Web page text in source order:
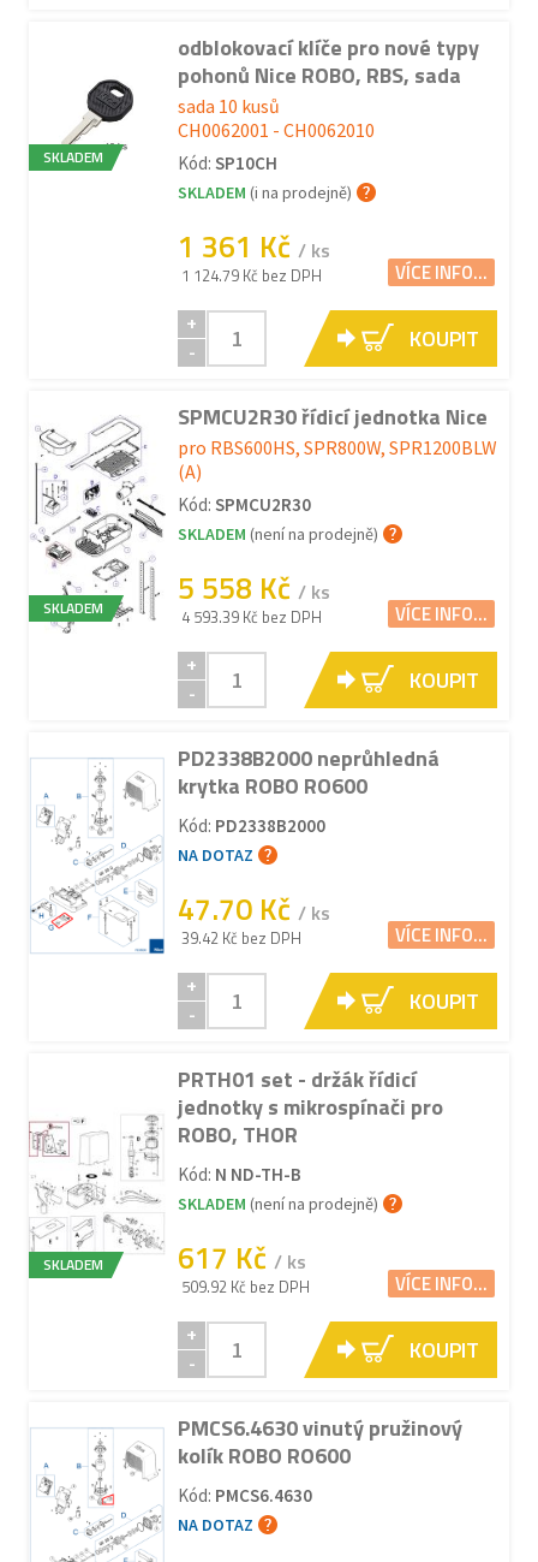
SKLADEM
odblokovací klíče pro nové typy
pohonů Nice ROBO, RBS, sada
sada 10 kusů
CH0062001 - CH0062010
Kód: SP10CH
SKLADEM (i na prodejně)
1 361 Kč / ks
1 124.79 Kč bez DPH VÍCE INFO...
+
-
KOUPIT
SKLADEM
SPMCU2R30 řídicí jednotka Nice
pro RBS600HS, SPR800W, SPR1200BLW
(A)
Kód: SPMCU2R30
SKLADEM (není na prodejně)
5 558 Kč / ks
4 593.39 Kč bez DPH VÍCE INFO...
+
-
KOUPIT
PD2338B2000 neprůhledná
krytka ROBO RO600
Kód: PD2338B2000
NA DOTAZ
47.70 Kč / ks
39.42 Kč bez DPH VÍCE INFO...
+
-
KOUPIT
SKLADEM
PRTH01 set - držák řídicí
jednotky s mikrospínači pro
ROBO, THOR
Kód: N ND-TH-B
SKLADEM (není na prodejně)
617 Kč / ks
509.92 Kč bez DPH VÍCE INFO...
+
-
KOUPIT
PMCS6.4630 vinutý pružinový
kolík ROBO RO600
Kód: PMCS6.4630
NA DOTAZ